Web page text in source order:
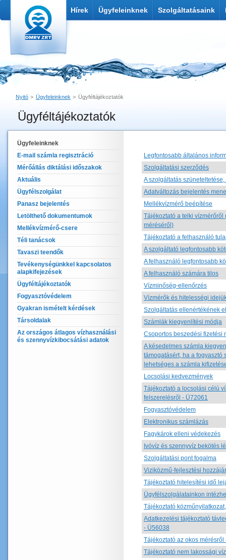
Hírek Ügyfeleinknek Szolgáltatásaink
Nyitó Ügyfeleinknek Ügyféltájékoztatók
Ügyféltájékoztatók
Link küldése
Nyomtatás
Ügyfeleinknek
E-mail számla regisztráció
Mérőállás diktálási időszakok
Aktuális
Ügyfélszolgálat
Panasz bejelentés
Letölthető dokumentumok
Mellékvízmérő-csere
Téli tanácsok
Tavaszi teendők
Tevékenységünkkel kapcsolatos
alapkifejezések
Ügyféltájékoztatók
Fogyasztóvédelem
Gyakran ismételt kérdések
Társoldalak
Az országos átlagos vízhasználási
és szennyvízkibocsátási adatok
Legfontosabb általános
Szolgáltatási szerződés
A szolgáltatás
Adatváltozás bejelentés
Mellékvízmérő beépítése
Tájékoztató a telki
méréséről)
Tájékoztató a felhasználó
A szolgáltató legfontosabb
A felhasználó legfontosabb
A felhasználó számára tilos
Vízminőség-ellenőrzés
Vízmérők és hitelességi
Szolgáltatás ellenértékének
Számlák kiegyenlítési módja
Csoportos beszedési fizetési
A késedelmes számla
támogatásért, ha a fogyasztó
lehetséges a számla
Locsolási kedvezmények
Tájékoztató a locsolási célú
felszerelésről - Ü72061
Fogyasztóvédelem
Elektronikus számlázás
Fagykárok elleni védekezés
Ivóvíz és szennyvíz bekötés
Szolgáltatási pont fogalma
Viziközmű-fejlesztési
Tájékoztató hitelesítési idő
Ügyfélszolgálatainkon
Tájékoztató
Adatkezelési tájékoztató
- Ü56038
Tájékoztató az okos mérésről
Tájékoztató nem lakossági